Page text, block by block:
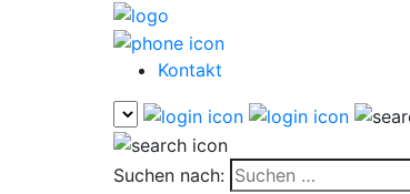
Kontakt
Suchen nach: